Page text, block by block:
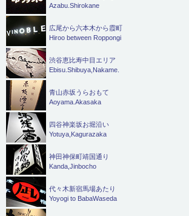
Azabu.Shirokane
広尾から六本木から霞町
Hiroo between Roppongi
渋谷恵比寿中目エリア
Ebisu.Shibuya,Nakame.
青山赤坂うらおもて
Aoyama.Akasaka
四谷神楽坂お堀沿い
Yotuya,Kagurazaka
神田神保町靖国通り
Kanda,Jinbocho
代々木新宿馬場あたり
Yoyogi to BabaWaseda